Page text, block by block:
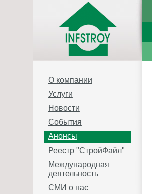
О компании
Услуги
Новости
События
Анонсы
Реестр "СтройФайл"
Международная
деятельность
СМИ о нас